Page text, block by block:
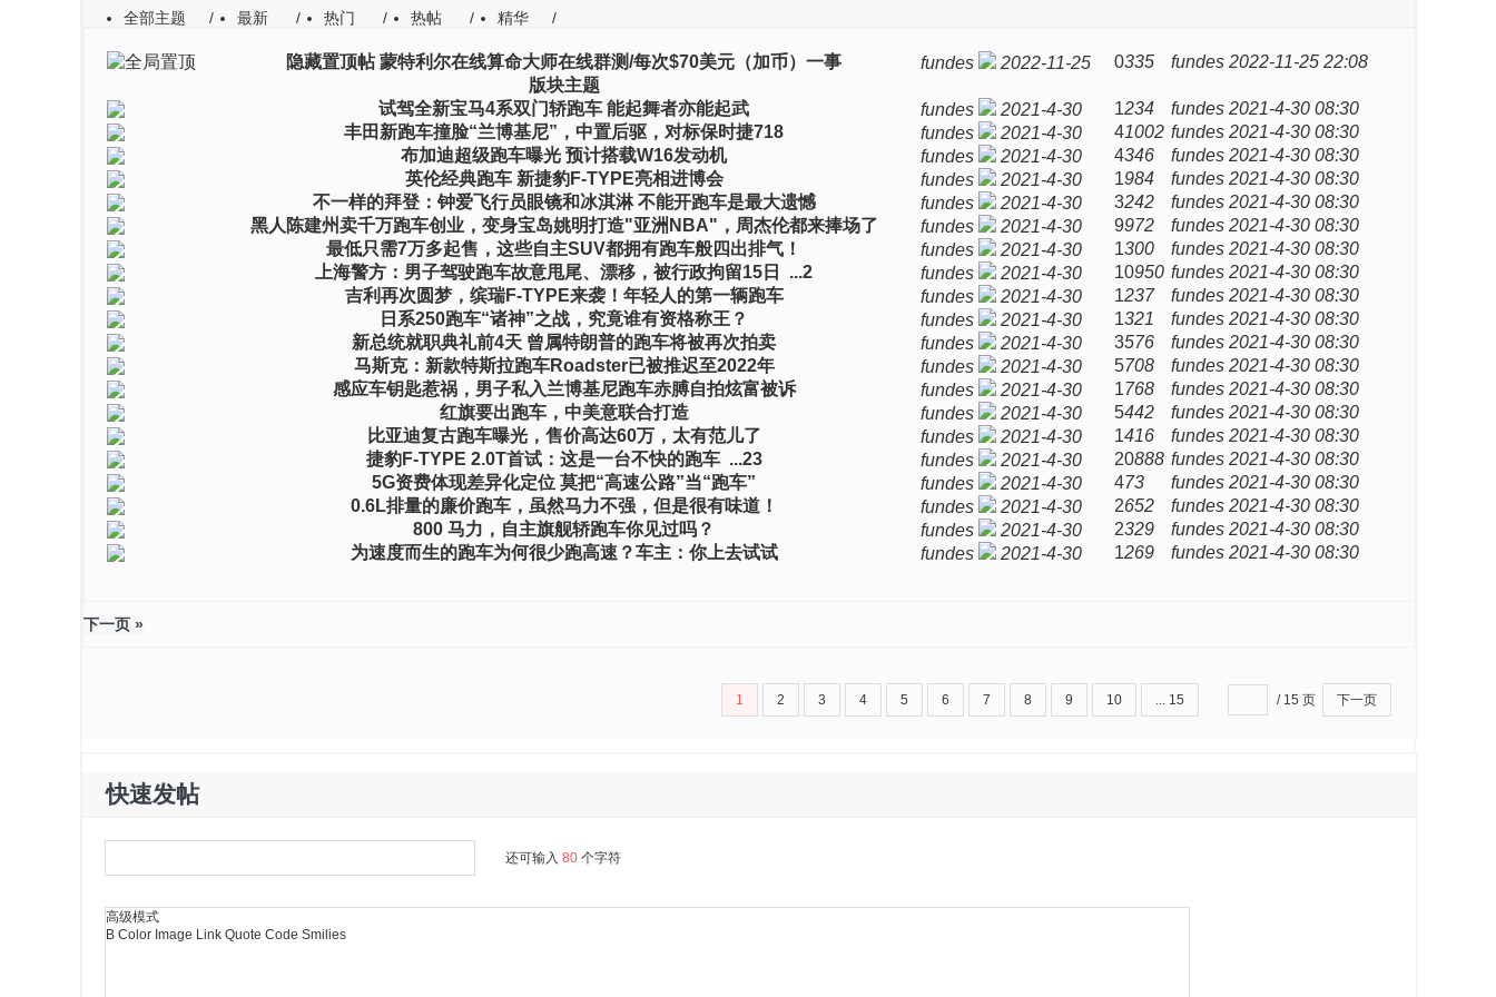
全部主题 / 最新 / 热门 / 热帖 / 精华 /
作者 回复/查看 最后发表
隐藏置顶帖 蒙特利尔在线算命大师在线群测/每次$70美元（加币）一事 fundes 2022-11-25 0335 fundes 2022-11-25 22:08
版块主题
试驾全新宝马4系双门轿跑车 能起舞者亦能起武
fundes 2021-4-30 1234 fundes 2021-4-30 08:30
丰田新跑车撞脸“兰博基尼”，中置后驱，对标保时捷718
fundes 2021-4-30 41002 fundes 2021-4-30 08:30
布加迪超级跑车曝光 预计搭载W16发动机
fundes 2021-4-30 4346 fundes 2021-4-30 08:30
英伦经典跑车 新捷豹F-TYPE亮相进博会
fundes 2021-4-30 1984 fundes 2021-4-30 08:30
不一样的拜登：钟爱飞行员眼镜和冰淇淋 不能开跑车是最大遗憾
fundes 2021-4-30 3242 fundes 2021-4-30 08:30
黑人陈建州卖千万跑车创业，变身宝岛姚明打造"亚洲NBA"，周杰伦都来捧场了
fundes 2021-4-30 9972 fundes 2021-4-30 08:30
最低只需7万多起售，这些自主SUV都拥有跑车般四出排气！
fundes 2021-4-30 1300 fundes 2021-4-30 08:30
上海警方：男子驾驶跑车故意甩尾、漂移，被行政拘留15日
...2 fundes 2021-4-30 10950 fundes 2021-4-30 08:30
吉利再次圆梦，缤瑞F-TYPE来袭！年轻人的第一辆跑车
fundes 2021-4-30 1237 fundes 2021-4-30 08:30
日系250跑车“诸神”之战，究竟谁有资格称王？
fundes 2021-4-30 1321 fundes 2021-4-30 08:30
新总统就职典礼前4天 曾属特朗普的跑车将被再次拍卖
fundes 2021-4-30 3576 fundes 2021-4-30 08:30
马斯克：新款特斯拉跑车Roadster已被推迟至2022年
fundes 2021-4-30 5708 fundes 2021-4-30 08:30
感应车钥匙惹祸，男子私入兰博基尼跑车赤膊自拍炫富被诉
fundes 2021-4-30 1768 fundes 2021-4-30 08:30
红旗要出跑车，中美意联合打造
fundes 2021-4-30 5442 fundes 2021-4-30 08:30
比亚迪复古跑车曝光，售价高达60万，太有范儿了
fundes 2021-4-30 1416 fundes 2021-4-30 08:30
捷豹F-TYPE 2.0T首试：这是一台不快的跑车 ...23 fundes 2021-4-30 20888 fundes 2021-4-30 08:30
5G资费体现差异化定位 莫把“高速公路”当“跑车”
fundes 2021-4-30 473 fundes 2021-4-30 08:30
0.6L排量的廉价跑车，虽然马力不强，但是很有味道！
fundes 2021-4-30 2652 fundes 2021-4-30 08:30
800 马力，自主旗舰轿跑车你见过吗？
fundes 2021-4-30 2329 fundes 2021-4-30 08:30
为速度而生的跑车为何很少跑高速？车主：你上去试试
fundes 2021-4-30 1269 fundes 2021-4-30 08:30
下一页 »
1 2 3 4 5 6 7 8 9 10 ... 15 / 15 页 下一页
快速发帖
还可输入80 个字符
高级模式
B Color Image Link Quote Code Smilies